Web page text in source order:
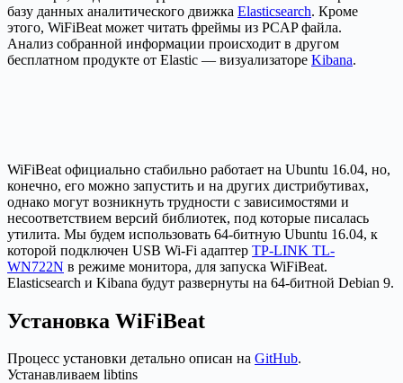
базу данных аналитического движка Elasticsearch. Кроме
этого, WiFiBeat может читать фреймы из PCAP файла.
Анализ собранной информации происходит в другом
бесплатном продукте от Elastic — визуализаторе Kibana.
WiFiBeat официально стабильно работает на Ubuntu 16.04, но,
конечно, его можно запустить и на других дистрибутивах,
однако могут возникнуть трудности с зависимостями и
несоответствием версий библиотек, под которые писалась
утилита. Мы будем использовать 64-битную Ubuntu 16.04, к
которой подключен USB Wi-Fi адаптер TP-LINK TL-
WN722N в режиме монитора, для запуска WiFiBeat.
Elasticsearch и Kibana будут развернуты на 64-битной Debian 9.
Установка WiFiBeat
Процесс установки детально описан на GitHub.
Устанавливаем libtins